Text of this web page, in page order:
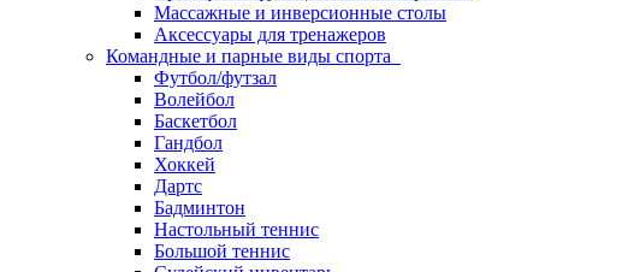
Массажные и инверсионные столы
Аксессуары для тренажеров
Командные и парные виды спорта
Футбол/футзал
Волейбол
Баскетбол
Гандбол
Хоккей
Дартс
Бадминтон
Настольный теннис
Большой теннис